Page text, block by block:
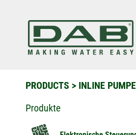
PRODUCTS > INLINE
Produkte